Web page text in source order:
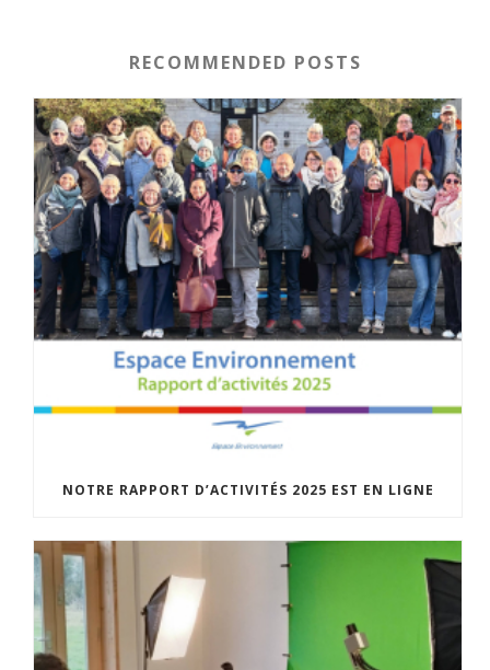
RECOMMENDED POSTS
NOTRE RAPPORT D’ACTIVITÉS 2025 EST EN LIGNE